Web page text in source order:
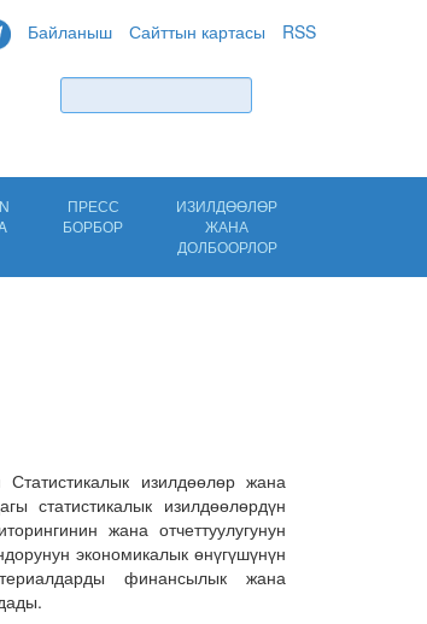
Байланыш Сайттын картасы RSS
ПРЕСС
БОРБОР
ИЗИЛДӨӨЛӨР
ЖАНА
ДОЛБООРЛОР
Статистикалык изилдөөлөр жана
статистикалык изилдөөлөрдүн
жана отчеттуулугунун
экономикалык өнүгүшүнүн
финансылык жана